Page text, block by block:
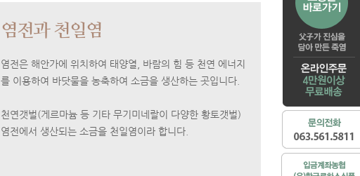
염전과 천일염
염전은 해안가에 위치하여 태양열, 바람의 힘 등 천연 에너지
를 이용하여 바닷물을 농축하여 소금을 생산하는 곳입니다.
천연갯벌(게르마늄 등 기타 무기미네랄이 다양한 황토갯벌)
염전에서 생산되는 소금을 천일염이라 합니다.